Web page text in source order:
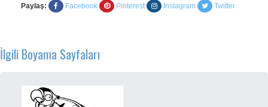
Paylaş: Facebook Pinterest Instagram Twitter
İlgili Boyama Sayfaları